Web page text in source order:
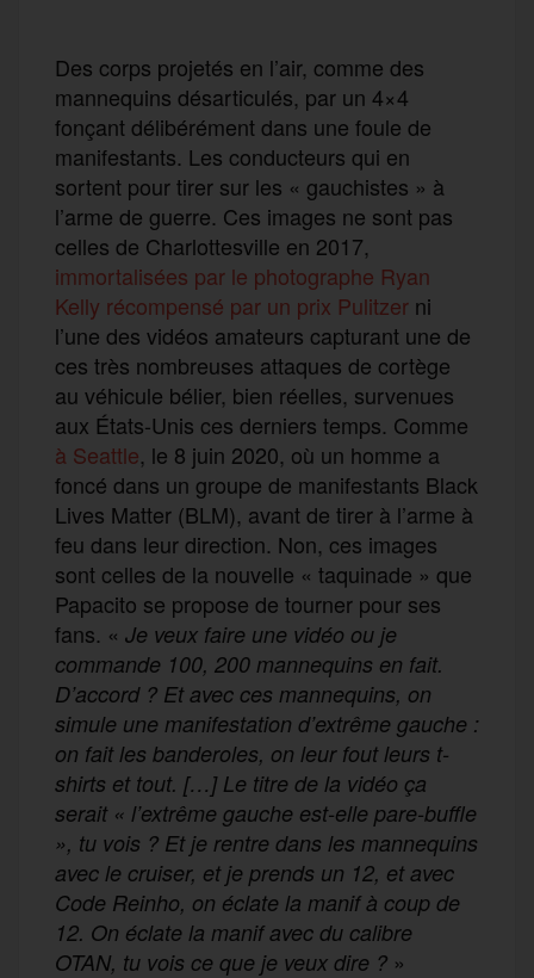
Des corps projetés en l’air, comme des
mannequins désarticulés, par un 4×4
fonçant délibérément dans une foule de
manifestants. Les conducteurs qui en
sortent pour tirer sur les « gauchistes » à
l’arme de guerre. Ces images ne sont pas
celles de Charlottesville en 2017,
immortalisées par le photographe Ryan
Kelly récompensé par un prix Pulitzer ni
l’une des vidéos amateurs capturant une de
ces très nombreuses attaques de cortège
au véhicule bélier, bien réelles, survenues
aux États-Unis ces derniers temps. Comme
à Seattle, le 8 juin 2020, où un homme a
foncé dans un groupe de manifestants Black
Lives Matter (BLM), avant de tirer à l’arme à
feu dans leur direction. Non, ces images
sont celles de la nouvelle « taquinade » que
Papacito se propose de tourner pour ses
fans. « Je veux faire une vidéo ou je
commande 100, 200 mannequins en fait.
D’accord ? Et avec ces mannequins, on
simule une manifestation d’extrême gauche :
on fait les banderoles, on leur fout leurs t-
shirts et tout. […]Le titre de la vidéo ça
serait « l’extrême gauche est-elle pare-buffle
», tu vois ? Et je rentre dans les mannequins
avec le cruiser, et je prends un 12, et avec
Code Reinho, on éclate la manif à coup de
12. On éclate la manif avec du calibre
OTAN, tu vois ce que je veux dire ? »